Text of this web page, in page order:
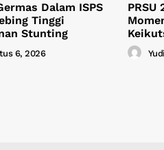
Dalam ISPS
Tinggi
Stunting
6, 2026